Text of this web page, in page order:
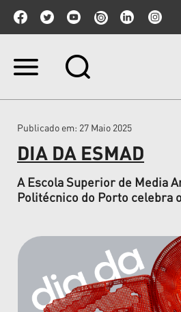
Ir
Ir
navegação
Publicado em: 27 Maio 2025
DIA DA ESMAD
A Escola Superior de Media
Politécnico do Porto celebra